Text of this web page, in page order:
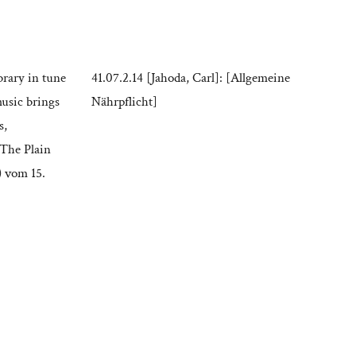
in tune
brings
Plain
15.
41.07.2.14 [Jahoda, Carl]: [Allgemeine
Nährpflicht]